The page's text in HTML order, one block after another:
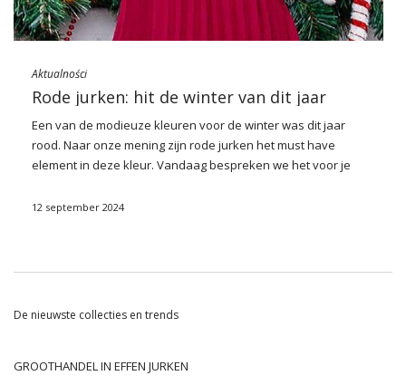
Aktualności
Rode jurken: hit de winter van dit jaar
Een van de modieuze kleuren voor de winter was dit jaar
rood. Naar onze mening zijn rode jurken het must have
element in deze kleur. Vandaag bespreken we het voor je
klassiekers en passend in de nieuwste modetrends.
leren jassen passen ze bij de rockstijl, gecombineerd met
elementen gestreept naar de stijl van de zeeman. Klassieke
12 september 2024
De nieuwste collecties en trends
GROOTHANDEL IN EFFEN JURKEN